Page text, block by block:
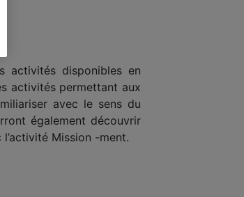
activités disponibles en
activités permettant aux
avec le sens du
également découvrir
Mission -ment.